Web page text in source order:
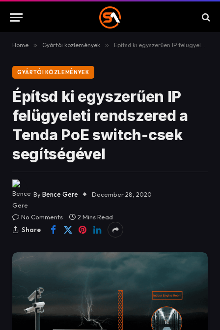
Home » Gyártói közlemények » Építsd ki egyszerűen IP felügyeleti rendszered a Tenda PoE switch-csek segítségével
GYÁRTÓI KÖZLEMÉNYEK
Építsd ki egyszerűen IP
felügyeleti rendszered a
Tenda PoE switch-csek
segítségével
ByBence Gere December 28, 2020
No Comments
2 Mins Read
Share